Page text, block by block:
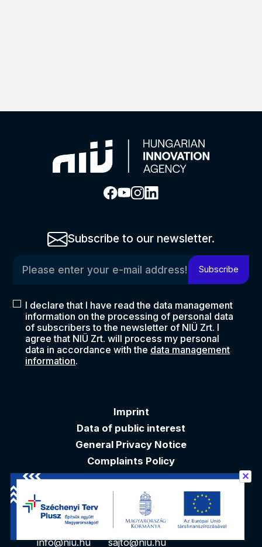
Subscribe to our newsletter.
Subscribe
I declare that I have read the data management
information on the processing of personal data
of subscribers to the newsletter of NIÜ Zrt. I
agree that NIÜ Zrt. will process my personal
data in accordance with the data management
information.
Imprint
Data of public interest
General Privacy Notice
Complaints Policy
Akadálymentesítési nyilatkozat
Contacts
info@niu.hu sajto@niu.hu
✕